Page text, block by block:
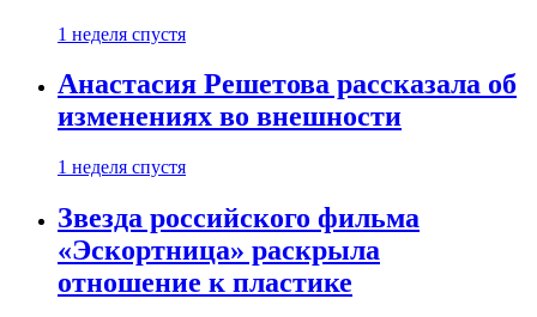
1 неделя спустя
Анастасия Решетова рассказала об
изменениях во внешности
1 неделя спустя
Звезда российского фильма
«Эскортница» раскрыла
отношение к пластике